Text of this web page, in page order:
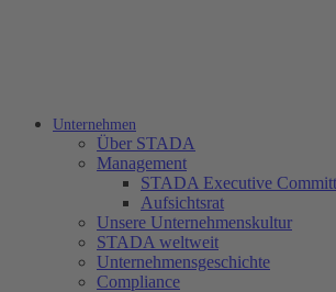
Unternehmen
Über STADA
Management
STADA Executive
Aufsichtsrat
Unsere Unternehmenskultur
STADA weltweit
Unternehmensgeschichte
Compliance